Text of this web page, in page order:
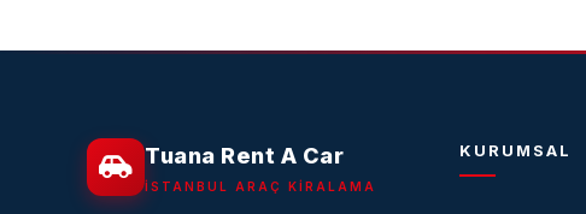
Tuana Rent A Car
İSTANBUL ARAÇ KIRALAMA
KURUMSAL